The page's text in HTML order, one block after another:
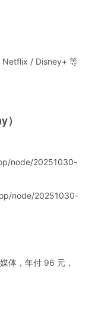
Netflix / Disney+ 等
node/20251030-
node/20251030-
体，年付 96 元，